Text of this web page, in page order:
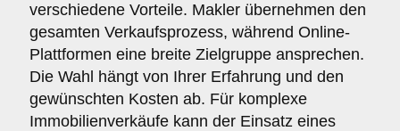
verschiedene Vorteile. Makler übernehmen den
gesamten Verkaufsprozess, während Online-
Plattformen eine breite Zielgruppe ansprechen.
Die Wahl hängt von Ihrer Erfahrung und den
gewünschten Kosten ab. Für komplexe
Immobilienverkäufe kann der Einsatz eines